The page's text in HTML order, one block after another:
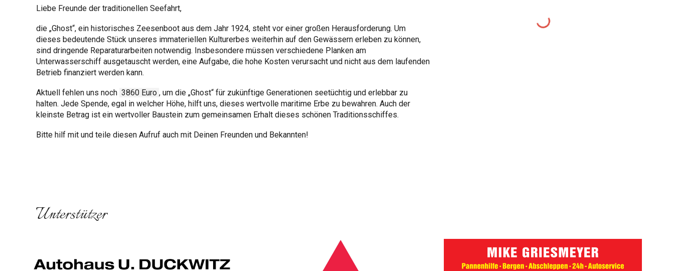
Liebe Freunde der traditionellen Seefahrt,
die „Ghost“, ein historisches Zeesenboot aus dem Jahr 1924, steht vor einer großen Herausforderung. Um
dieses bedeutende Stück unseres immateriellen Kulturerbes weiterhin auf den Gewässern erleben zu können,
sind dringende Reparaturarbeiten notwendig. Insbesondere müssen verschiedene Planken am
Unterwasserschiff ausgetauscht werden, eine Aufgabe, die hohe Kosten verursacht und nicht aus dem laufenden
Betrieb finanziert werden kann.
Aktuell fehlen uns noch 3860 Euro , um die „Ghost“ für zukünftige Generationen seetüchtig und erlebbar zu
halten. Jede Spende, egal in welcher Höhe, hilft uns, dieses wertvolle maritime Erbe zu bewahren. Auch der
kleinste Betrag ist ein wertvoller Baustein zum gemeinsamen Erhalt dieses schönen Traditionsschiffes.
Bitte hilf mit und teile diesen Aufruf auch mit Deinen Freunden und Bekannten!
Unterstützer